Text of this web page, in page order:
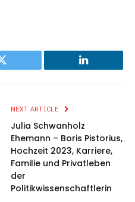
Twitter LinkedIn
NEXT ARTICLE
Julia Schwanholz
Ehemann – Boris Pistorius,
Hochzeit 2023, Karriere,
Familie und Privatleben
der
Politikwissenschaftlerin